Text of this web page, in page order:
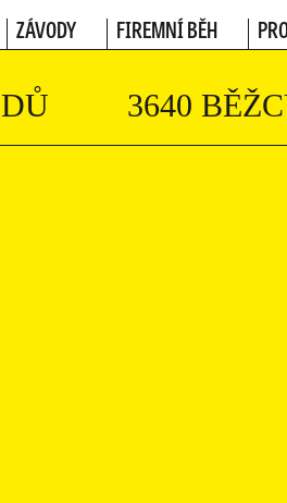
ZÁVODY FIREMNÍ BĚH
3640